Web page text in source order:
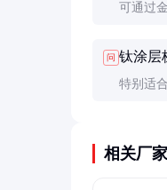
可通过
问 钛涂层
特别适
相关厂家